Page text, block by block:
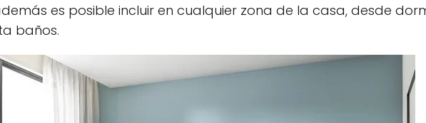
es posible incluir en cualquier zona de la casa, desde
baños.